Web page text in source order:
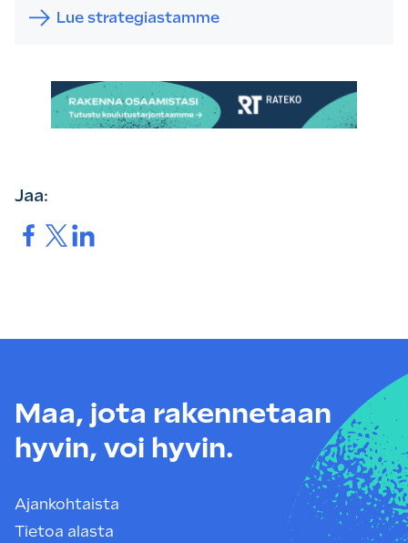
Lue strategiastamme
Jaa:
Jaa. Jaa.Jaa.
Maa, jota rakennetaan
hyvin, voi hyvin.
Ajankohtaista
Tietoa alasta